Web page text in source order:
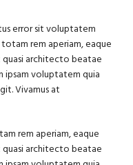
error sit voluptatem
rem aperiam, eaque
architecto beatae
ipsam voluptatem quia
Vivamus at
rem aperiam, eaque
architecto beatae